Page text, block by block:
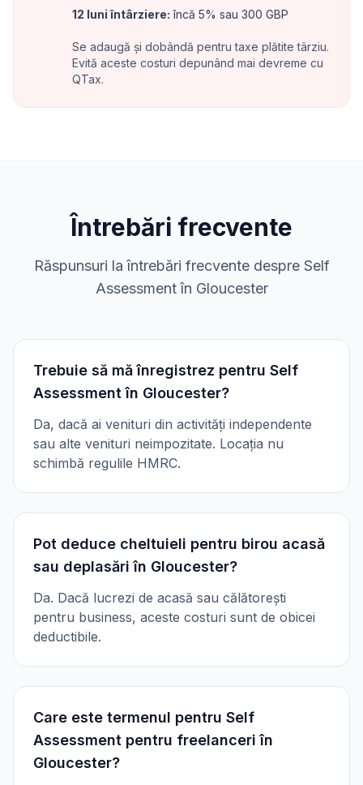
12 luni întârziere: încă 5% sau 300 GBP
Se adaugă și dobândă pentru taxe plătite târziu.
Evită aceste costuri depunând mai devreme cu
QTax.
Întrebări frecvente
Răspunsuri la întrebări frecvente despre Self
Assessment în Gloucester
Trebuie să mă înregistrez pentru Self
Assessment în Gloucester?
Da, dacă ai venituri din activități independente
sau alte venituri neimpozitate. Locația nu
schimbă regulile HMRC.
Pot deduce cheltuieli pentru birou acasă
sau deplasări în Gloucester?
Da. Dacă lucrezi de acasă sau călătorești
pentru business, aceste costuri sunt de obicei
deductibile.
Care este termenul pentru Self
Assessment pentru freelanceri în
Gloucester?